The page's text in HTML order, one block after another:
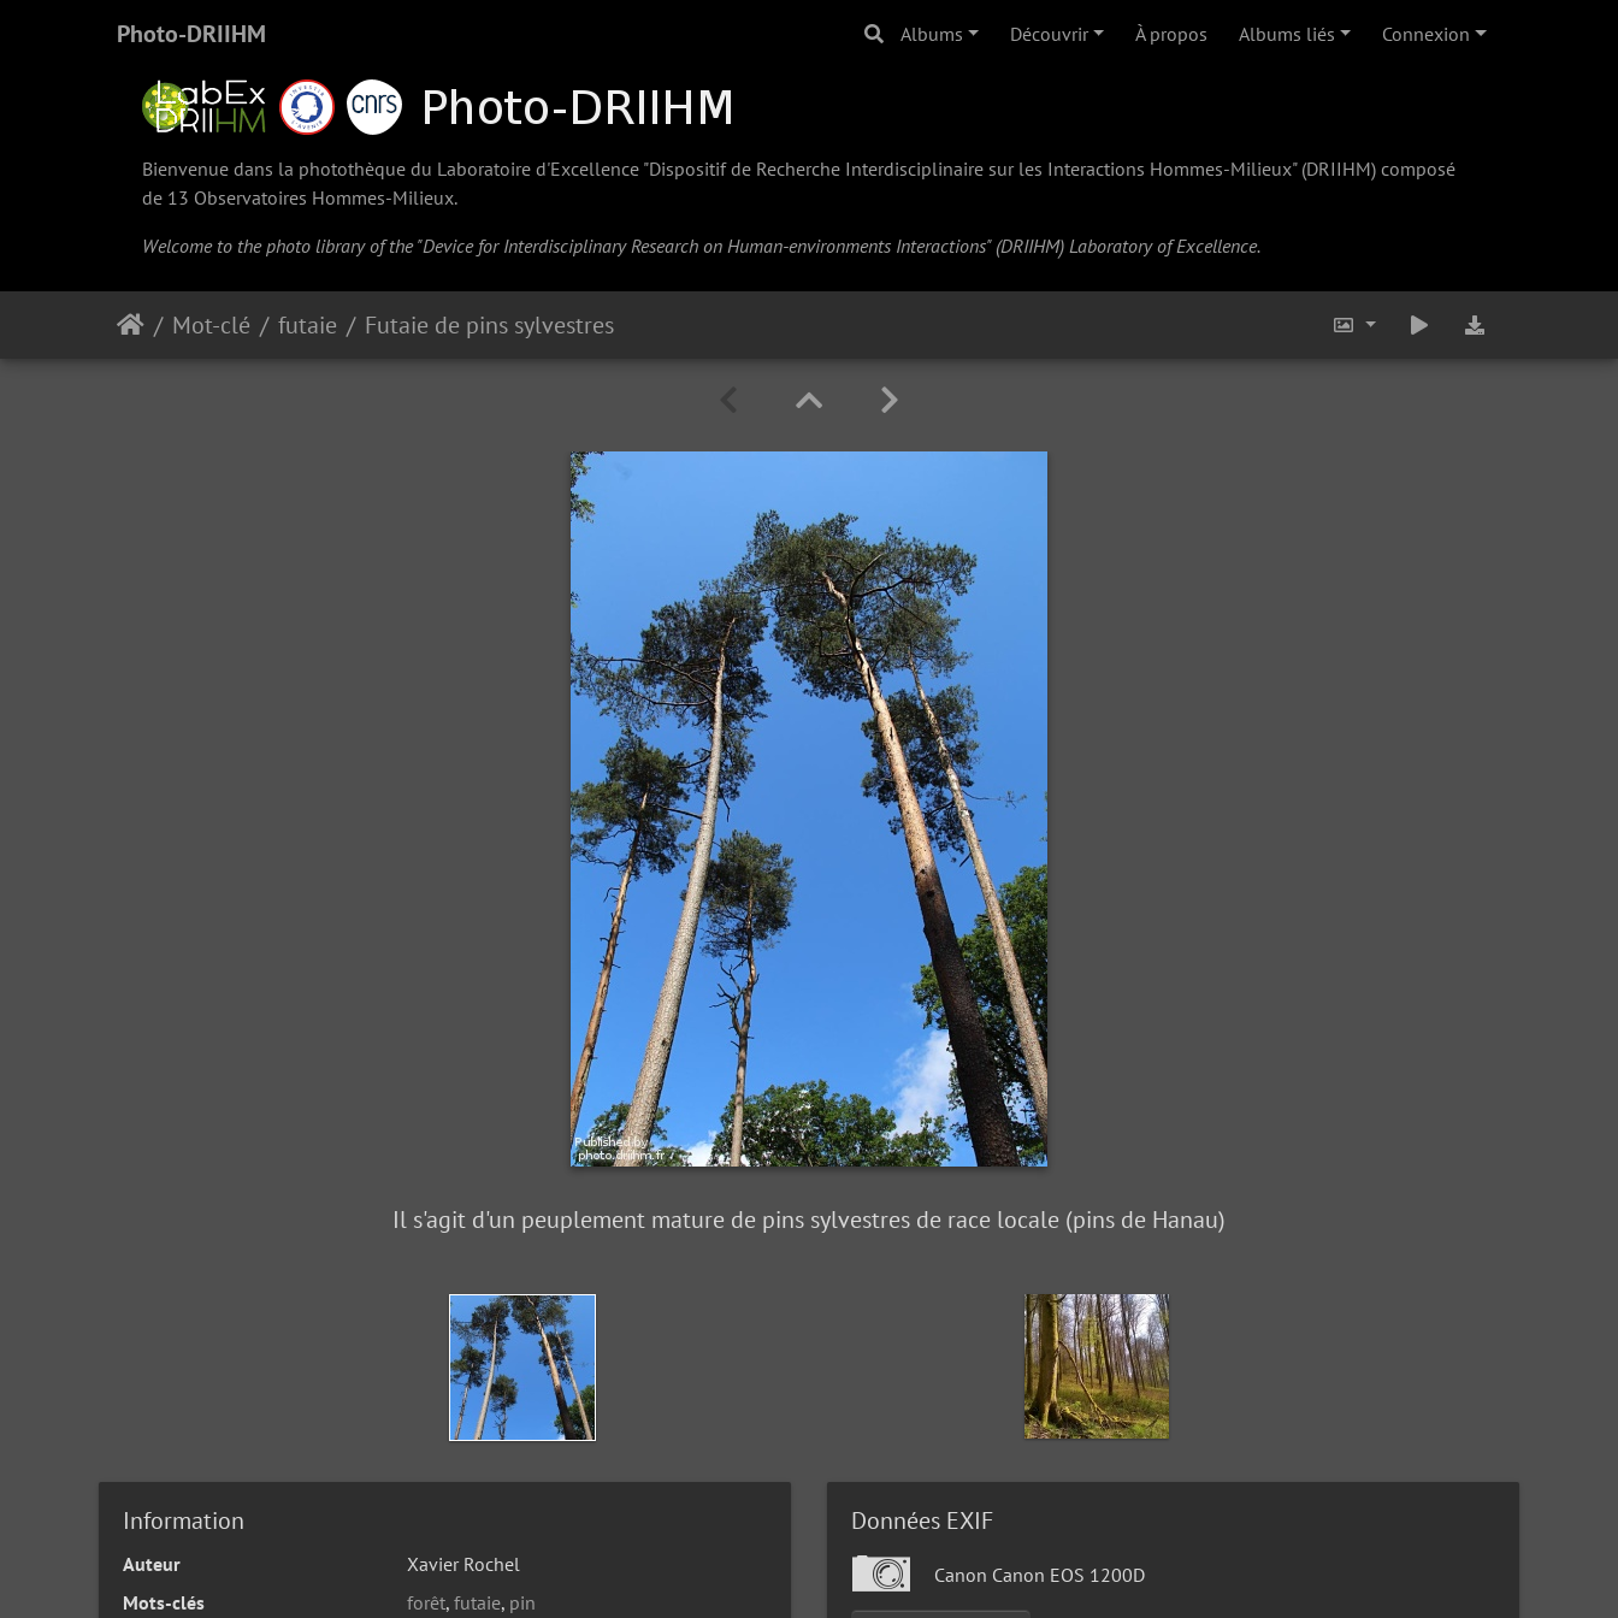
Photo-DRIIHM Albums Découvrir À propos Albums liés Connexion
Bienvenue dans la photothèque du Laboratoire d'Excellence "Dispositif de Recherche Interdisciplinaire sur les Interactions Hommes-Milieux" (DRIIHM) composé
de 13 Observatoires Hommes-Milieux.
Welcome to the photo library of the "Device for Interdisciplinary Research on Human-environments Interactions" (DRIIHM) Laboratory of Excellence.
Mot-clé futaie Futaie de pins sylvestres
Il s'agit d'un peuplement mature de pins sylvestres de race locale (pins de Hanau)
Information
Auteur
Xavier Rochel
Mots-clés
forêt, futaie, pin
Données EXIF
Canon Canon EOS 1200D